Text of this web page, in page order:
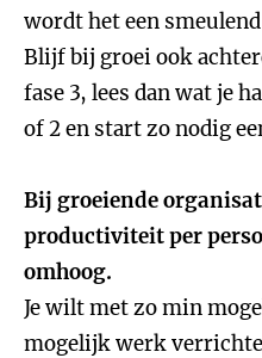
wordt het een
Blijf bij groei ook
fase 3, lees dan wat je
of 2 en start zo nodig
Bij groeiende
productiviteit per
omhoog.
Je wilt met zo min
mogelijk werk